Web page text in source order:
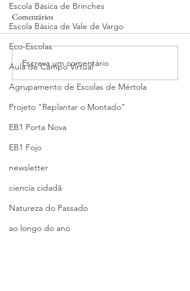
Escola Básica de Brinches
Escola Básica de Vale de Vargo
Eco-Escolas
Aula de Campo Virtual
Agrupamento de Escolas de Mértola
Projeto "Replantar o Montado"
EB1 Porta Nova
EB1 Fojo
newsletter
ciencia cidadã
Natureza do Passado
ao longo do ano
05/06/2025
Comentários
Escreva um comentário